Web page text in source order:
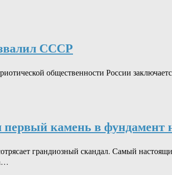
СССР
общественности России
камень в фундамент
грандиозный скандал. Самый